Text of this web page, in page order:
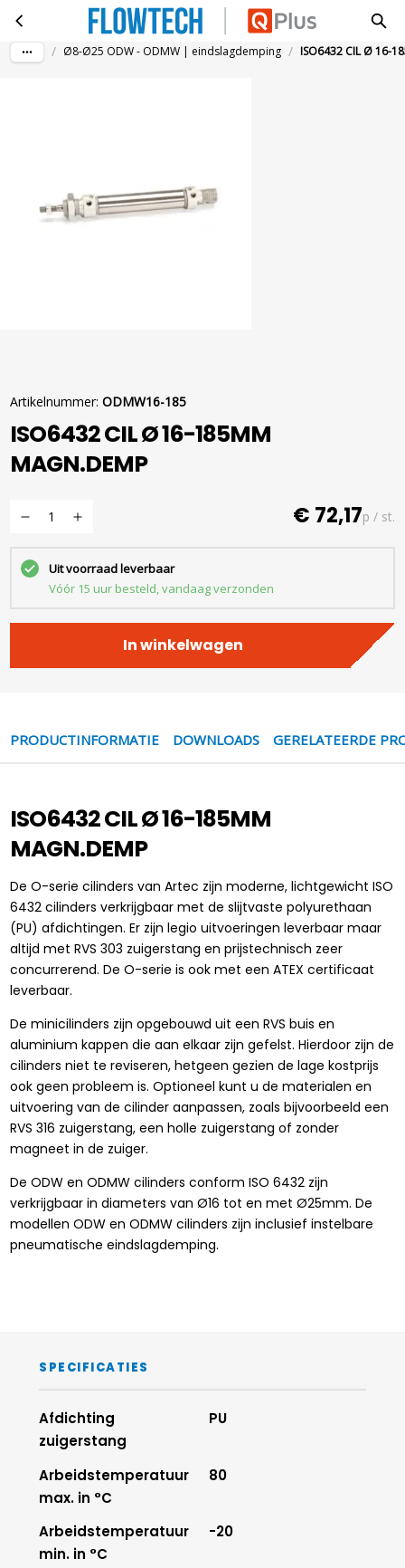
Ga naar hoofdinhoudISO6432 CIL Ø 16-185MM MAGN.DEMP
/ Ø8-Ø25 ODW - ODMW | eindslagdemping / ISO6432 CIL Ø 16-
Artikelnummer: ODMW16-185
ISO6432 CIL Ø 16-185MM
MAGN.DEMP
€ 72,17p / st.
Uit voorraad leverbaar
Vóór 15 uur besteld, vandaag verzonden
In winkelwagen
PRODUCTINFORMATIE DOWNLOADS GERELATEERDE
ISO6432 CIL Ø 16-185MM
MAGN.DEMP
De O-serie cilinders van Artec zijn moderne, lichtgewicht ISO
6432 cilinders verkrijgbaar met de slijtvaste polyurethaan
(PU) afdichtingen. Er zijn legio uitvoeringen leverbaar maar
altijd met RVS 303 zuigerstang en prijstechnisch zeer
concurrerend. De O-serie is ook met een ATEX certificaat
leverbaar.
De minicilinders zijn opgebouwd uit een RVS buis en
aluminium kappen die aan elkaar zijn gefelst. Hierdoor zijn de
cilinders niet te reviseren, hetgeen gezien de lage kostprijs
ook geen probleem is. Optioneel kunt u de materialen en
uitvoering van de cilinder aanpassen, zoals bijvoorbeeld een
RVS 316 zuigerstang, een holle zuigerstang of zonder
magneet in de zuiger.
De ODW en ODMW cilinders conform ISO 6432 zijn
verkrijgbaar in diameters van Ø16 tot en met Ø25mm. De
modellen ODW en ODMW cilinders zijn inclusief instelbare
pneumatische eindslagdemping.
SPECIFICATIES
Afdichting
zuigerstang
PU
Arbeidstemperatuur
max. in °C
80
Arbeidstemperatuur
min. in °C
-20